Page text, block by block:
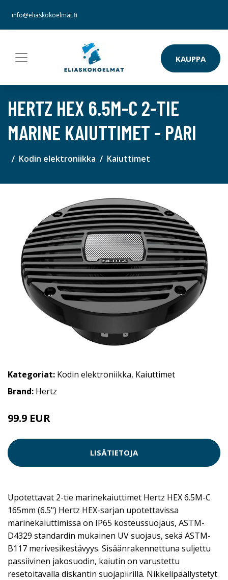
info@eliaskokoelmat.fi
KAUPPA
HERTZ HEX 6.5M-C 2-TIE
MARINE KAIUTTIMET - PARI
Kodin elektroniikka Kaiuttimet
Kategoriat: Kodin elektroniikka, Kaiuttimet
Brand: Hertz
99.9 EUR
LISÄTIETOJA
Upotettavat 2-tie marinekaiuttimet Hertz HEX 6.5M-C
165mm (6.5") Hertz HEX-sarjan upotettavissa
marinekaiuttimissa on IP65 kosteussuojaus, ASTM-
D4329 standardin mukainen UV suojaus, sekä ASTM-
B117 merivesikestävyys. Sisäänrakennettuna suljettu
passiivinen jakosuodin, kaiutin on varustettu
resetoitavalla diskantin suojapiirillä. Nikkelipäällystetyt